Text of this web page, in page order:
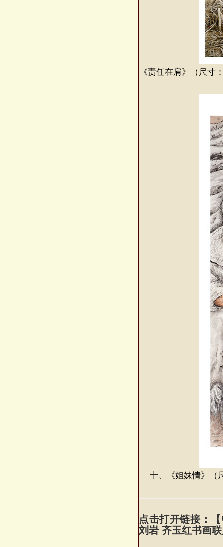
《责任在肩》（尺寸
十、《姐妹情》（
点击打开链接：
刘岩 齐玉红书画